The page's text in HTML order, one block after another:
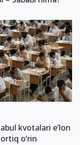
kvotalari e’lon
o‘rin